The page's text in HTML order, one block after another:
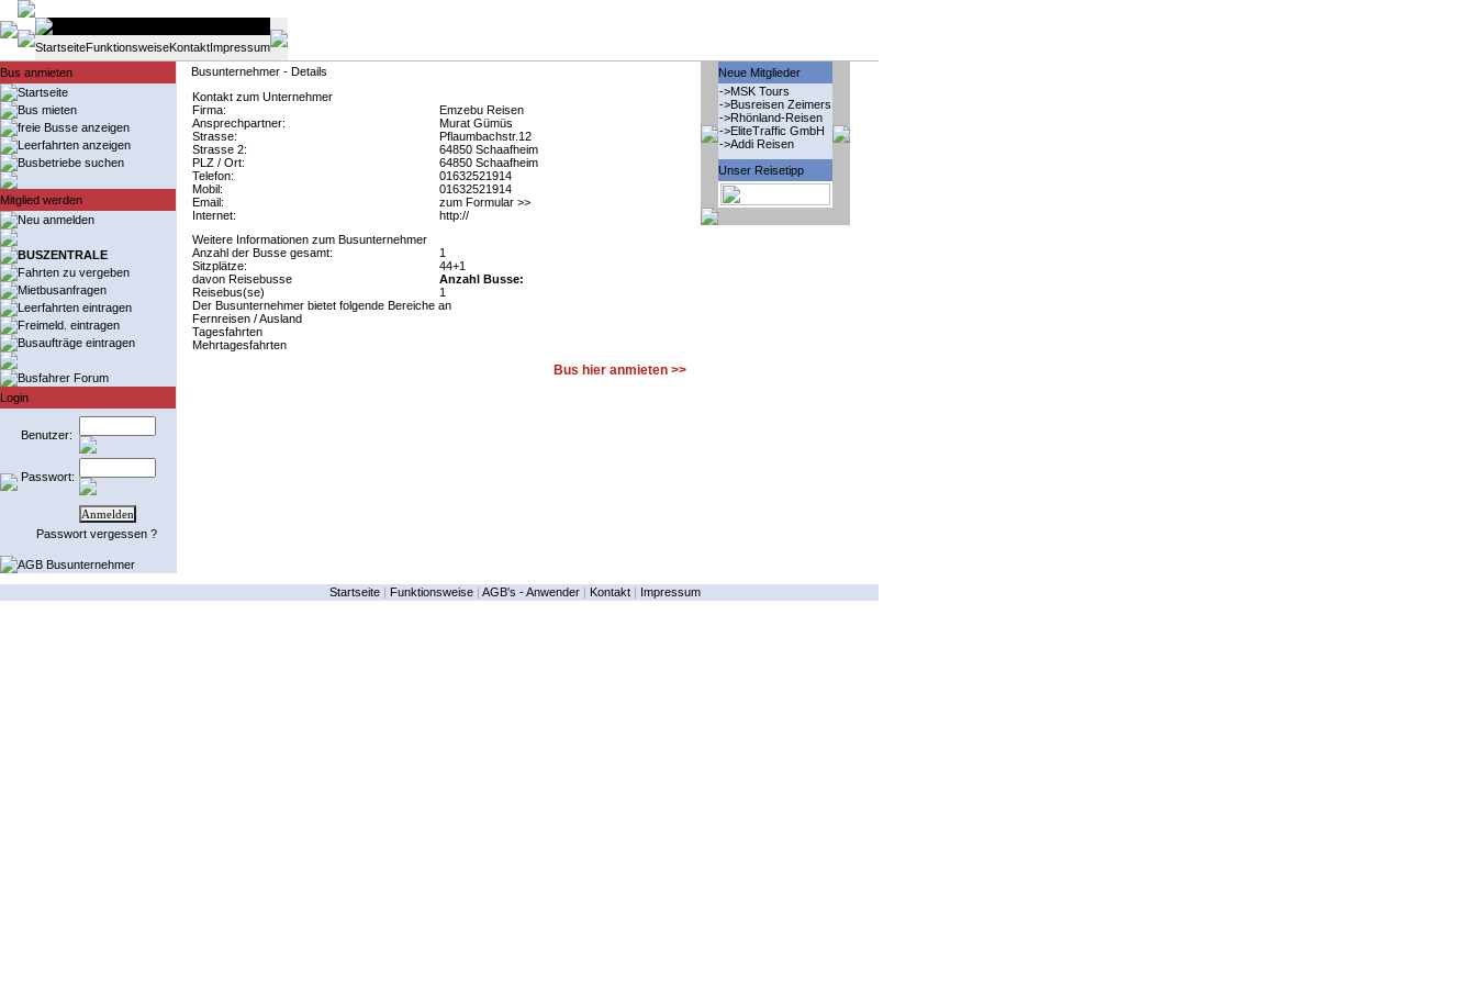
StartseiteFunktionsweiseKontaktImpressum
Bus anmieten
Startseite
Bus mieten
freie Busse anzeigen
Leerfahrten anzeigen
Busbetriebe suchen
Mitglied werden
Neu anmelden
BUSZENTRALE
Fahrten zu vergeben
Mietbusanfragen
Leerfahrten eintragen
Freimeld. eintragen
Busaufträge eintragen
Busfahrer Forum
Login
Benutzer:
Passwort:
Passwort vergessen ?
AGB Busunternehmer
Busunternehmer - Details
Kontakt zum Unternehmer
Firma:
Emzebu Reisen
Ansprechpartner:
Murat Gümüs
Strasse:
Pflaumbachstr.12
Strasse 2:
64850 Schaafheim
PLZ / Ort:
64850 Schaafheim
Telefon:
01632521914
Mobil:
01632521914
Email:
zum Formular >>
Internet:
http://
Weitere Informationen zum Busunternehmer
Anzahl der Busse gesamt:
1
Sitzplätze:
44+1
davon Reisebusse
Anzahl Busse:
Reisebus(se)
1
Der Busunternehmer bietet folgende Bereiche an
Fernreisen / Ausland
Tagesfahrten
Mehrtagesfahrten
Bus hier anmieten >>
Neue Mitglieder
->MSK Tours
->Busreisen Zeimers
->Rhönland-Reisen
->EliteTraffic GmbH
->Addi Reisen
Unser Reisetipp
Startseite | Funktionsweise | AGB's - Anwender | Kontakt | Impressum